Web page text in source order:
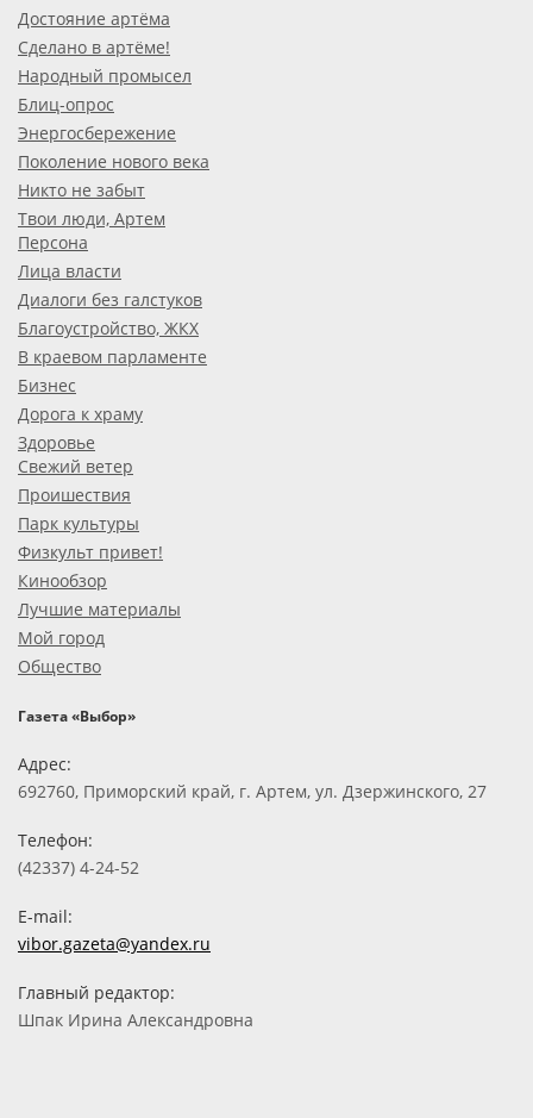
Достояние артёма
Сделано в артёме!
Народный промысел
Блиц-опрос
Энергосбережение
Поколение нового века
Никто не забыт
Твои люди, Артем
Персона
Лица власти
Диалоги без галстуков
Благоустройство, ЖКХ
В краевом парламенте
Бизнес
Дорога к храму
Здоровье
Свежий ветер
Проишествия
Парк культуры
Физкульт привет!
Кинообзор
Лучшие материалы
Мой город
Общество
Газета «Выбор»
Адрес:
692760, Приморский край, г. Артем, ул. Дзержинского, 27
Телефон:
(42337) 4-24-52
E-mail:
vibor.gazeta@yandex.ru
Главный редактор:
Шпак Ирина Александровна